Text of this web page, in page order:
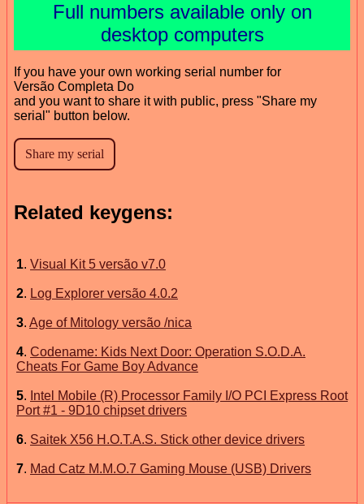
Full numbers available only on
desktop computers
If you have your own working serial number for
Versão Completa Do
and you want to share it with public, press "Share my
serial" button below.
Related keygens:
1. Visual Kit 5 versão v7.0
2. Log Explorer versão 4.0.2
3. Age of Mitology versão /nica
4. Codename: Kids Next Door: Operation S.O.D.A.
Cheats For Game Boy Advance
5. Intel Mobile (R) Processor Family I/O PCI Express Root
Port #1 - 9D10 chipset drivers
6. Saitek X56 H.O.T.A.S. Stick other device drivers
7. Mad Catz M.M.O.7 Gaming Mouse (USB) Drivers